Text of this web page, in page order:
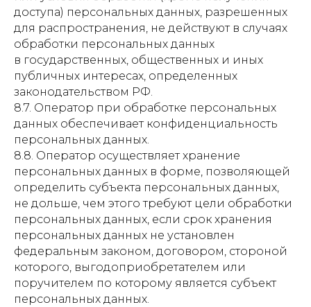
доступа) персональных данных, разрешенных
для распространения, не действуют в случаях
обработки персональных данных
в государственных, общественных и иных
публичных интересах, определенных
законодательством РФ.
8.7. Оператор при обработке персональных
данных обеспечивает конфиденциальность
персональных данных.
8.8. Оператор осуществляет хранение
персональных данных в форме, позволяющей
определить субъекта персональных данных,
не дольше, чем этого требуют цели обработки
персональных данных, если срок хранения
персональных данных не установлен
федеральным законом, договором, стороной
которого, выгодоприобретателем или
поручителем по которому является субъект
персональных данных.